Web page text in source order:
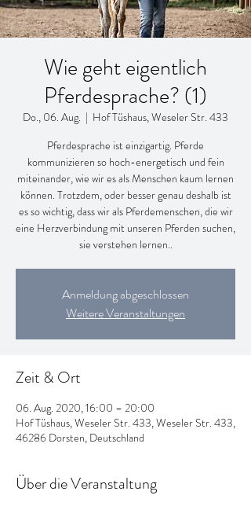
Wie geht eigentlich
Pferdesprache? (1)
Do., 06. Aug.
  |
Hof Tüshaus, Weseler Str. 433
Pferdesprache ist einzigartig. Pferde
kommunizieren so hoch-energetisch und fein
miteinander, wie wir es als Menschen kaum lernen
können. Trotzdem, oder besser genau deshalb ist
es so wichtig, dass wir als Pferdemenschen, die wir
eine Herzverbindung mit unseren Pferden suchen,
sie verstehen lernen..
Anmeldung abgeschlossen
Weitere Veranstaltungen
Zeit & Ort
06. Aug. 2020, 16:00 – 20:00
Hof Tüshaus, Weseler Str. 433, Weseler Str. 433,
46286 Dorsten, Deutschland
Über die Veranstaltung